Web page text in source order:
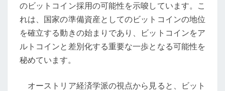
のビットコイン採用の可能性を示唆しています。こ
れは、国家の準備資産としてのビットコインの地位
を確立する動きの始まりであり、ビットコインをア
ルトコインと差別化する重要な一歩となる可能性を
秘めています。
オーストリア経済学派の視点から見ると、ビット